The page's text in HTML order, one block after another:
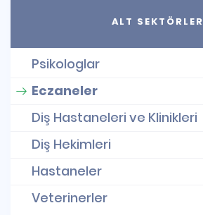
ALT SEKTÖRLER
Psikologlar
Eczaneler
Diş Hastaneleri ve Klinikleri
Diş Hekimleri
Hastaneler
Veterinerler